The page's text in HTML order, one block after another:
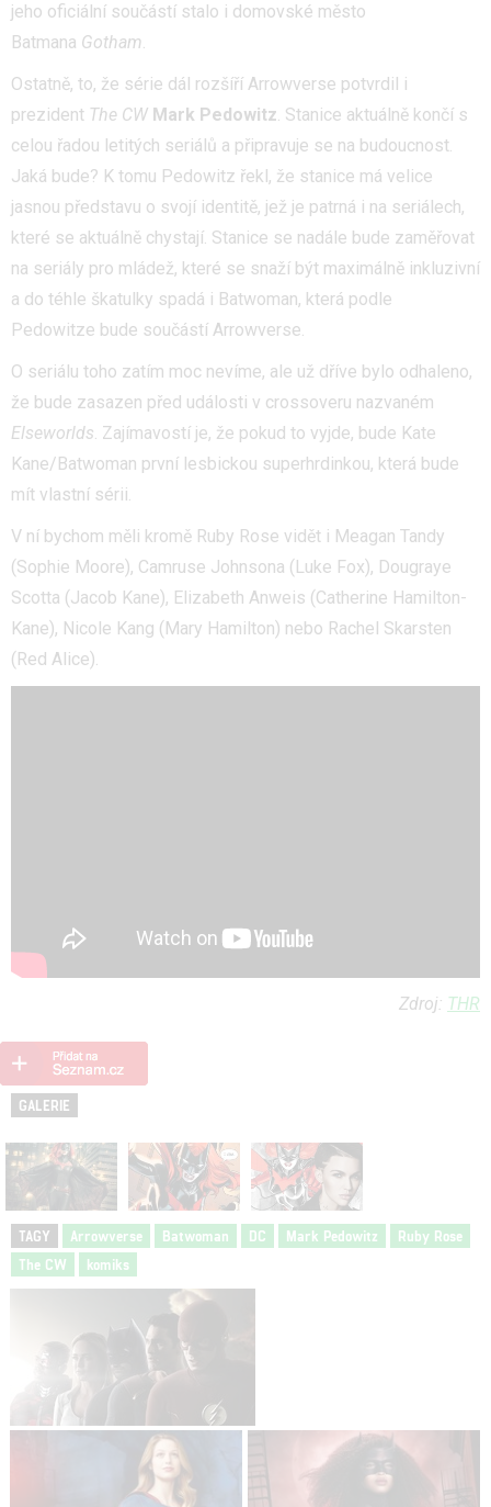
jeho oficiální součástí stalo i domovské město
Batmana Gotham.
Ostatně, to, že série dál rozšíří Arrowverse potvrdil i
prezident The CW Mark Pedowitz. Stanice aktuálně končí s
celou řadou letitých seriálů a připravuje se na budoucnost.
Jaká bude? K tomu Pedowitz řekl, že stanice má velice
jasnou představu o svojí identitě, jež je patrná i na seriálech,
které se aktuálně chystají. Stanice se nadále bude zaměřovat
na seriály pro mládež, které se snaží být maximálně inkluzivní
a do téhle škatulky spadá i Batwoman, která podle
Pedowitze bude součástí Arrowverse.
O seriálu toho zatím moc nevíme, ale už dříve bylo odhaleno,
že bude zasazen před události v crossoveru nazvaném
Elseworlds. Zajímavostí je, že pokud to vyjde, bude Kate
Kane/Batwoman první lesbickou superhrdinkou, která bude
mít vlastní sérii.
V ní bychom měli kromě Ruby Rose vidět i Meagan Tandy
(Sophie Moore), Camruse Johnsona (Luke Fox), Dougraye
Scotta (Jacob Kane), Elizabeth Anweis (Catherine Hamilton-
Kane), Nicole Kang (Mary Hamilton) nebo Rachel Skarsten
(Red Alice).
Zdroj: THR
GALERIE
TAGY Arrowverse Batwoman DC Mark Pedowitz
Ruby Rose
The CW
komiks